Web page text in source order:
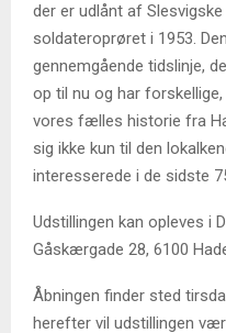
der er udlånt af
soldateroprøret i 1953.
gennemgående tidslinje,
op til nu og har
vores fælles historie fra
sig ikke kun til den
interesserede i de sidste
Udstillingen kan opleves i
Gåskærgade 28, 6100
Åbningen finder sted
herefter vil udstillingen